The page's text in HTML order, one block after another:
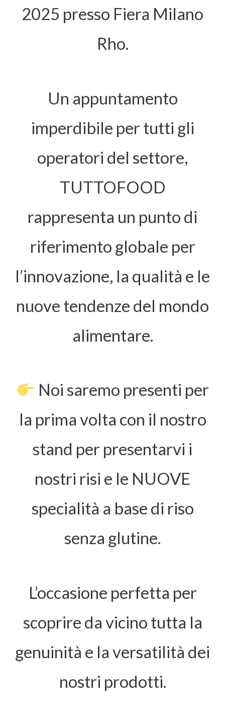
2025 presso Fiera Milano
Rho.
Un appuntamento
imperdibile per tutti gli
operatori del settore,
TUTTOFOOD
rappresenta un punto di
riferimento globale per
l’innovazione, la qualità e le
nuove tendenze del mondo
alimentare.
Noi saremo presenti per
la prima volta con il nostro
stand per presentarvi i
nostri risi e le NUOVE
specialità a base di riso
senza glutine.
L’occasione perfetta per
scoprire da vicino tutta la
genuinità e la versatilità dei
nostri prodotti.